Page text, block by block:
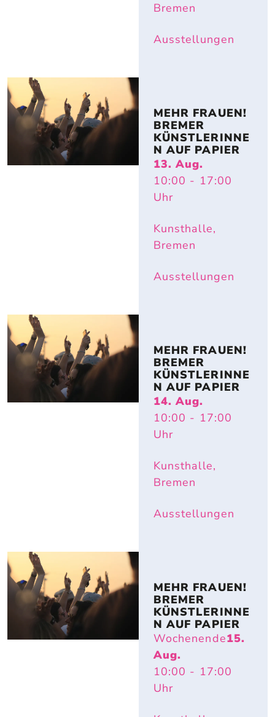
Bremen
Ausstellungen
MEHR FRAUEN!
BREMER
KÜNSTLERINNE
N AUF PAPIER
13. Aug.
10:00 - 17:00
Uhr
Kunsthalle,
Bremen
Ausstellungen
MEHR FRAUEN!
BREMER
KÜNSTLERINNE
N AUF PAPIER
14. Aug.
10:00 - 17:00
Uhr
Kunsthalle,
Bremen
Ausstellungen
MEHR FRAUEN!
BREMER
KÜNSTLERINNE
N AUF PAPIER
Wochenende15.
Aug.
10:00 - 17:00
Uhr